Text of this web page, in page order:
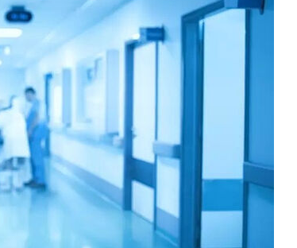
Научись у
Котов